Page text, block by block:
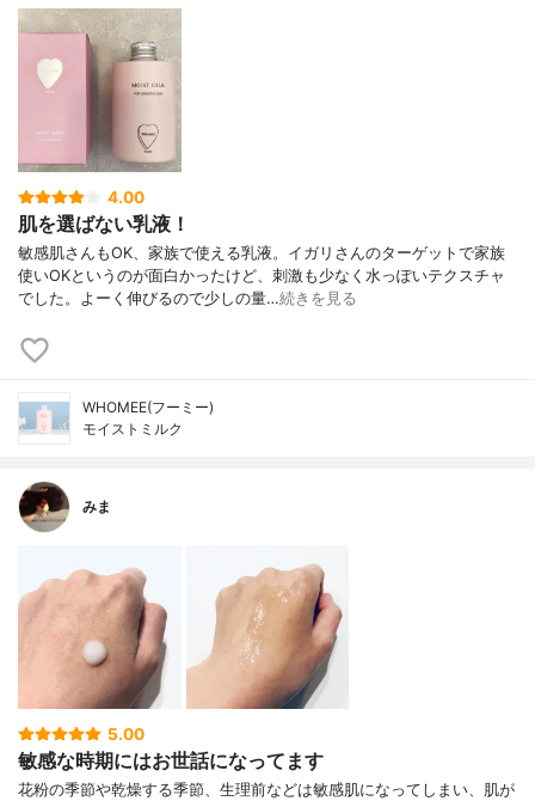
4.00
肌を選ばない乳液！
敏感肌さんもOK、家族で使える乳液。イガリさんのターゲットで家族
使いOKというのが面白かったけど、刺激も少なく水っぽいテクスチャ
でした。よーく伸びるので少しの量…続きを見る
WHOMEE(フーミー)
モイストミルク
みま
5.00
敏感な時期にはお世話になってます
花粉の季節や乾燥する季節、生理前などは敏感肌になってしまい、肌が